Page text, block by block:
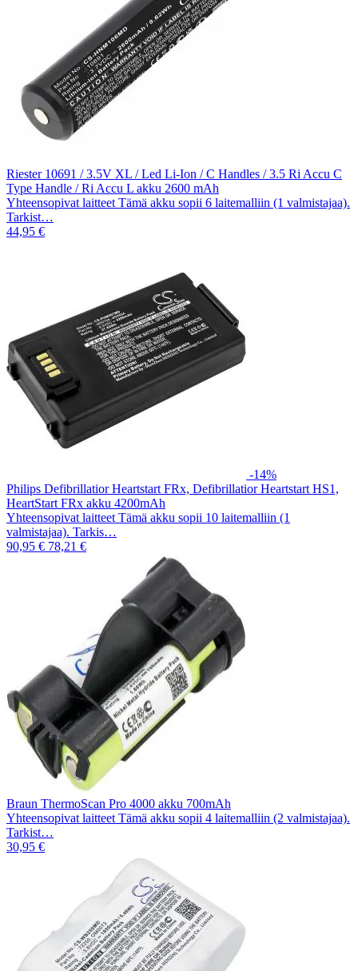
Riester 10691 / 3.5V XL / Led Li-Ion / C Handles / 3.5 Ri Accu C
Type Handle / Ri Accu L akku 2600 mAh
Yhteensopivat laitteet Tämä akku sopii 6 laitemalliin (1 valmistajaa).
Tarkist…
44,95 €
-14%
Philips Defibrillatior Heartstart FRx, Defibrillatior Heartstart HS1,
HeartStart FRx akku 4200mAh
Yhteensopivat laitteet Tämä akku sopii 10 laitemalliin (1
valmistajaa). Tarkis…
90,95 € 78,21 €
Braun ThermoScan Pro 4000 akku 700mAh
Yhteensopivat laitteet Tämä akku sopii 4 laitemalliin (2 valmistajaa).
Tarkist…
30,95 €